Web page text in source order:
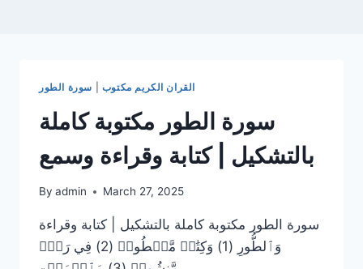
القران الكريم مكتوب سورة الطور
سورة الطور مكتوبة كاملة
بالتشكيل | كتابة وقراءة وسمع
By admin March 27, 2025
سورة الطور مكتوبة كاملة بالتشكيل | كتابة وقراءة
وَٱلطُّورِ (1) وَكِتَٰبٖ مَّسۡطُورٖ (2) فِي رَقّٖ